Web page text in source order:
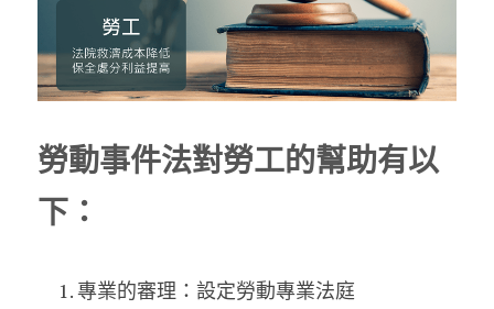
勞動事件法對勞工的幫助有以
下：
專業的審理：設定勞動專業法庭